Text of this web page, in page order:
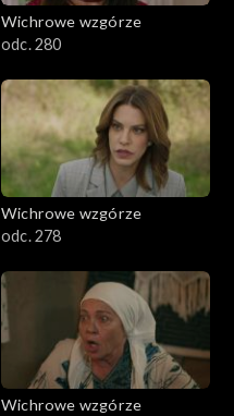
Wichrowe wzgórze
odc. 280
Wichrowe wzgórze
odc. 278
Wichrowe wzgórze